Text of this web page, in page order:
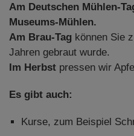
Am Deutschen Mühlen-
Museums-Mühlen.
Am Brau-Tag können Sie
Jahren gebraut wurde.
Im Herbst pressen wir
Es gibt auch:
Kurse, zum Beispiel